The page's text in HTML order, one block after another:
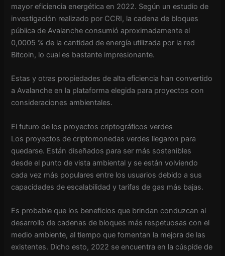
mayor eficiencia energética en 2022. Según un estudio de
investigación realizado por CCRI, la cadena de bloques
pública de Avalanche consumió aproximadamente el
0,0005 % de la cantidad de energía utilizada por la red
Bitcoin, lo cual es bastante impresionante.
Estas y otras propiedades de alta eficiencia han convertido
a Avalanche en la plataforma elegida para proyectos con
consideraciones ambientales.
El futuro de los proyectos criptográficos verdes
Los proyectos de criptomonedas verdes llegaron para
quedarse. Están diseñados para ser más sostenibles
desde el punto de vista ambiental y se están volviendo
cada vez más populares entre los usuarios debido a sus
capacidades de escalabilidad y tarifas de gas más bajas.
Es probable que los beneficios que brindan conduzcan al
desarrollo de cadenas de bloques más respetuosas con el
medio ambiente, al tiempo que fomentan la mejora de las
existentes. Dicho esto, 2022 se encuentra en la cúspide de